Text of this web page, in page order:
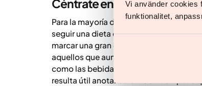
Vi använder cookies
funktionalitet,
Céntrate en la alimentación
Para la mayoría de las personas, la
seguir una dieta concreta. Pequeños
marcar una gran diferencia con el
aquellos que aumentan fácilmente la
como las bebidas azucaradas, el
resulta útil anotar durante un tiempo lo